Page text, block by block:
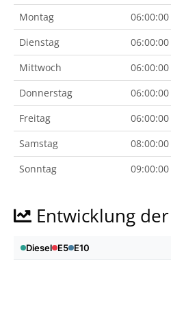
Montag
Dienstag
Mittwoch
Donnerstag
Freitag
Samstag
Sonntag
Entwicklung